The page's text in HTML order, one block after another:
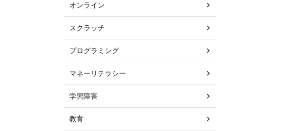
オンライン
スクラッチ
プログラミング
マネーリテラシー
学習障害
教育